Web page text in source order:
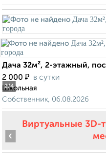
2/4
Дача 32м², 2-этажный,
2 000 ₽ в сутки
Школьная
Собственник, 06.08.2026
Виртуальные
‹